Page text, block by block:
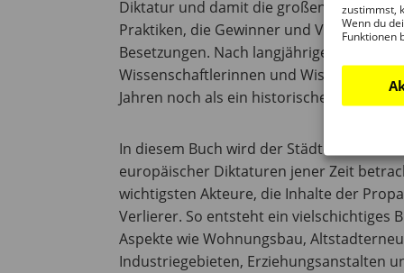
zustimmst,
Wenn du
Funktionen
Diktatur und damit die großen Themen
Praktiken, die Gewinner und Verlierer.
Besetzungen. Nach langjähriger
Wissenschaftlerinnen und
Jahren noch als ein historischer
In diesem Buch wird der Städtebau der
europäischer Diktaturen jener Zeit
wichtigsten Akteure, die Inhalte der
Verlierer. So entsteht ein vielschichtiges
Aspekte wie Wohnungsbau,
Industriegebieten, Erziehungsanstalten